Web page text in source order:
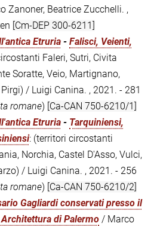
Zanoner, Beatrice Zucchelli. ,
[Cm-DEP 300-6211]
Etruria - Falisci, Veienti,
Faleri, Sutri, Civita
Soratte, Veio, Martignano,
Pirgi) / Luigi Canina. , 2021. - 281
romane) [Ca-CAN 750-6210/1]
Etruria - Tarquiniensi,
: (territori circostanti
Norchia, Castel D'Asso, Vulci,
/ Luigi Canina. , 2021. - 256
romane) [Ca-CAN 750-6210/2]
Gagliardi conservati presso il
di Palermo / Marco